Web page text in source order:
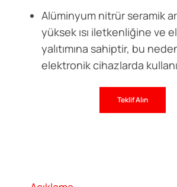
Alüminyum nitrür seramik
yüksek ısı iletkenliğine ve
yalıtımına sahiptir, bu
elektronik cihazlarda
Teklif Alın